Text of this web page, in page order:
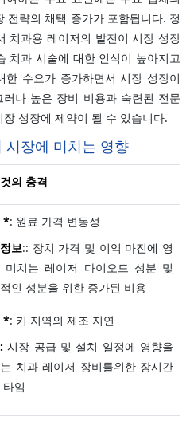
전략의 채택 증가가 포함됩니다. 정
치과용 레이저의 발전이 시장 성장
치과 시술에 대한 인식이 높아지고
수요가 증가하면서 시장 성장이
나 높은 장비 비용과 숙련된 전문
성장에 제약이 될 수 있습니다.
시장에 미치는 영향
의 충격
*: 원료 가격 변동성
보:: 장치 가격 및 이익 마진에 영
미치는 레이저 다이오드 성분 및
인 성분을 위한 증가된 비용
*: 키 지역의 제조 지연
:시장 공급 및 설치 일정에 영향을
치과 레이저 장비를위한 장시간
임